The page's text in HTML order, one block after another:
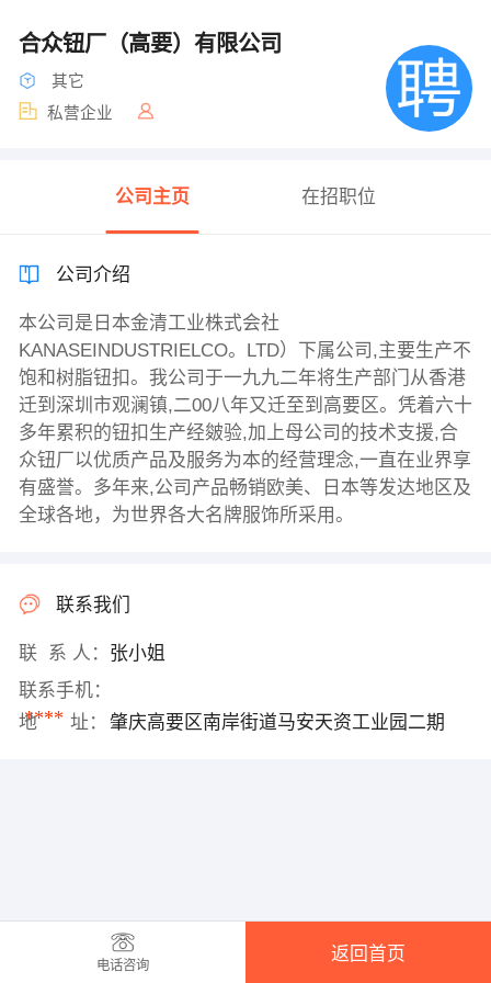
合众钮厂（高要）有限公司
其它
私营企业
公司主页 在招职位
公司介绍
本公司是日本金清工业株式会社
KANASEINDUSTRIELCO。LTD）下属公司,主要生产不
饱和树脂钮扣。我公司于一九九二年将生产部门从香港
迁到深圳市观澜镇,二00八年又迁至到高要区。凭着六十
多年累积的钮扣生产经皴验,加上母公司的技术支援,合
众钮厂以优质产品及服务为本的经营理念,一直在业界享
有盛誉。多年来,公司产品畅销欧美、日本等发达地区及
全球各地，为世界各大名牌服饰所采用。
联系我们
联 系 人： 张小姐
联系手机：
****
地 址： 肇庆高要区南岸街道马安天资工业园二期
电话咨询
返回首页